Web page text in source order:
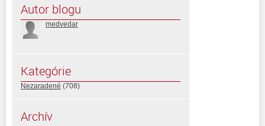
Autor blogu
medvedar
Kategórie
Nezaradené (708)
Archív